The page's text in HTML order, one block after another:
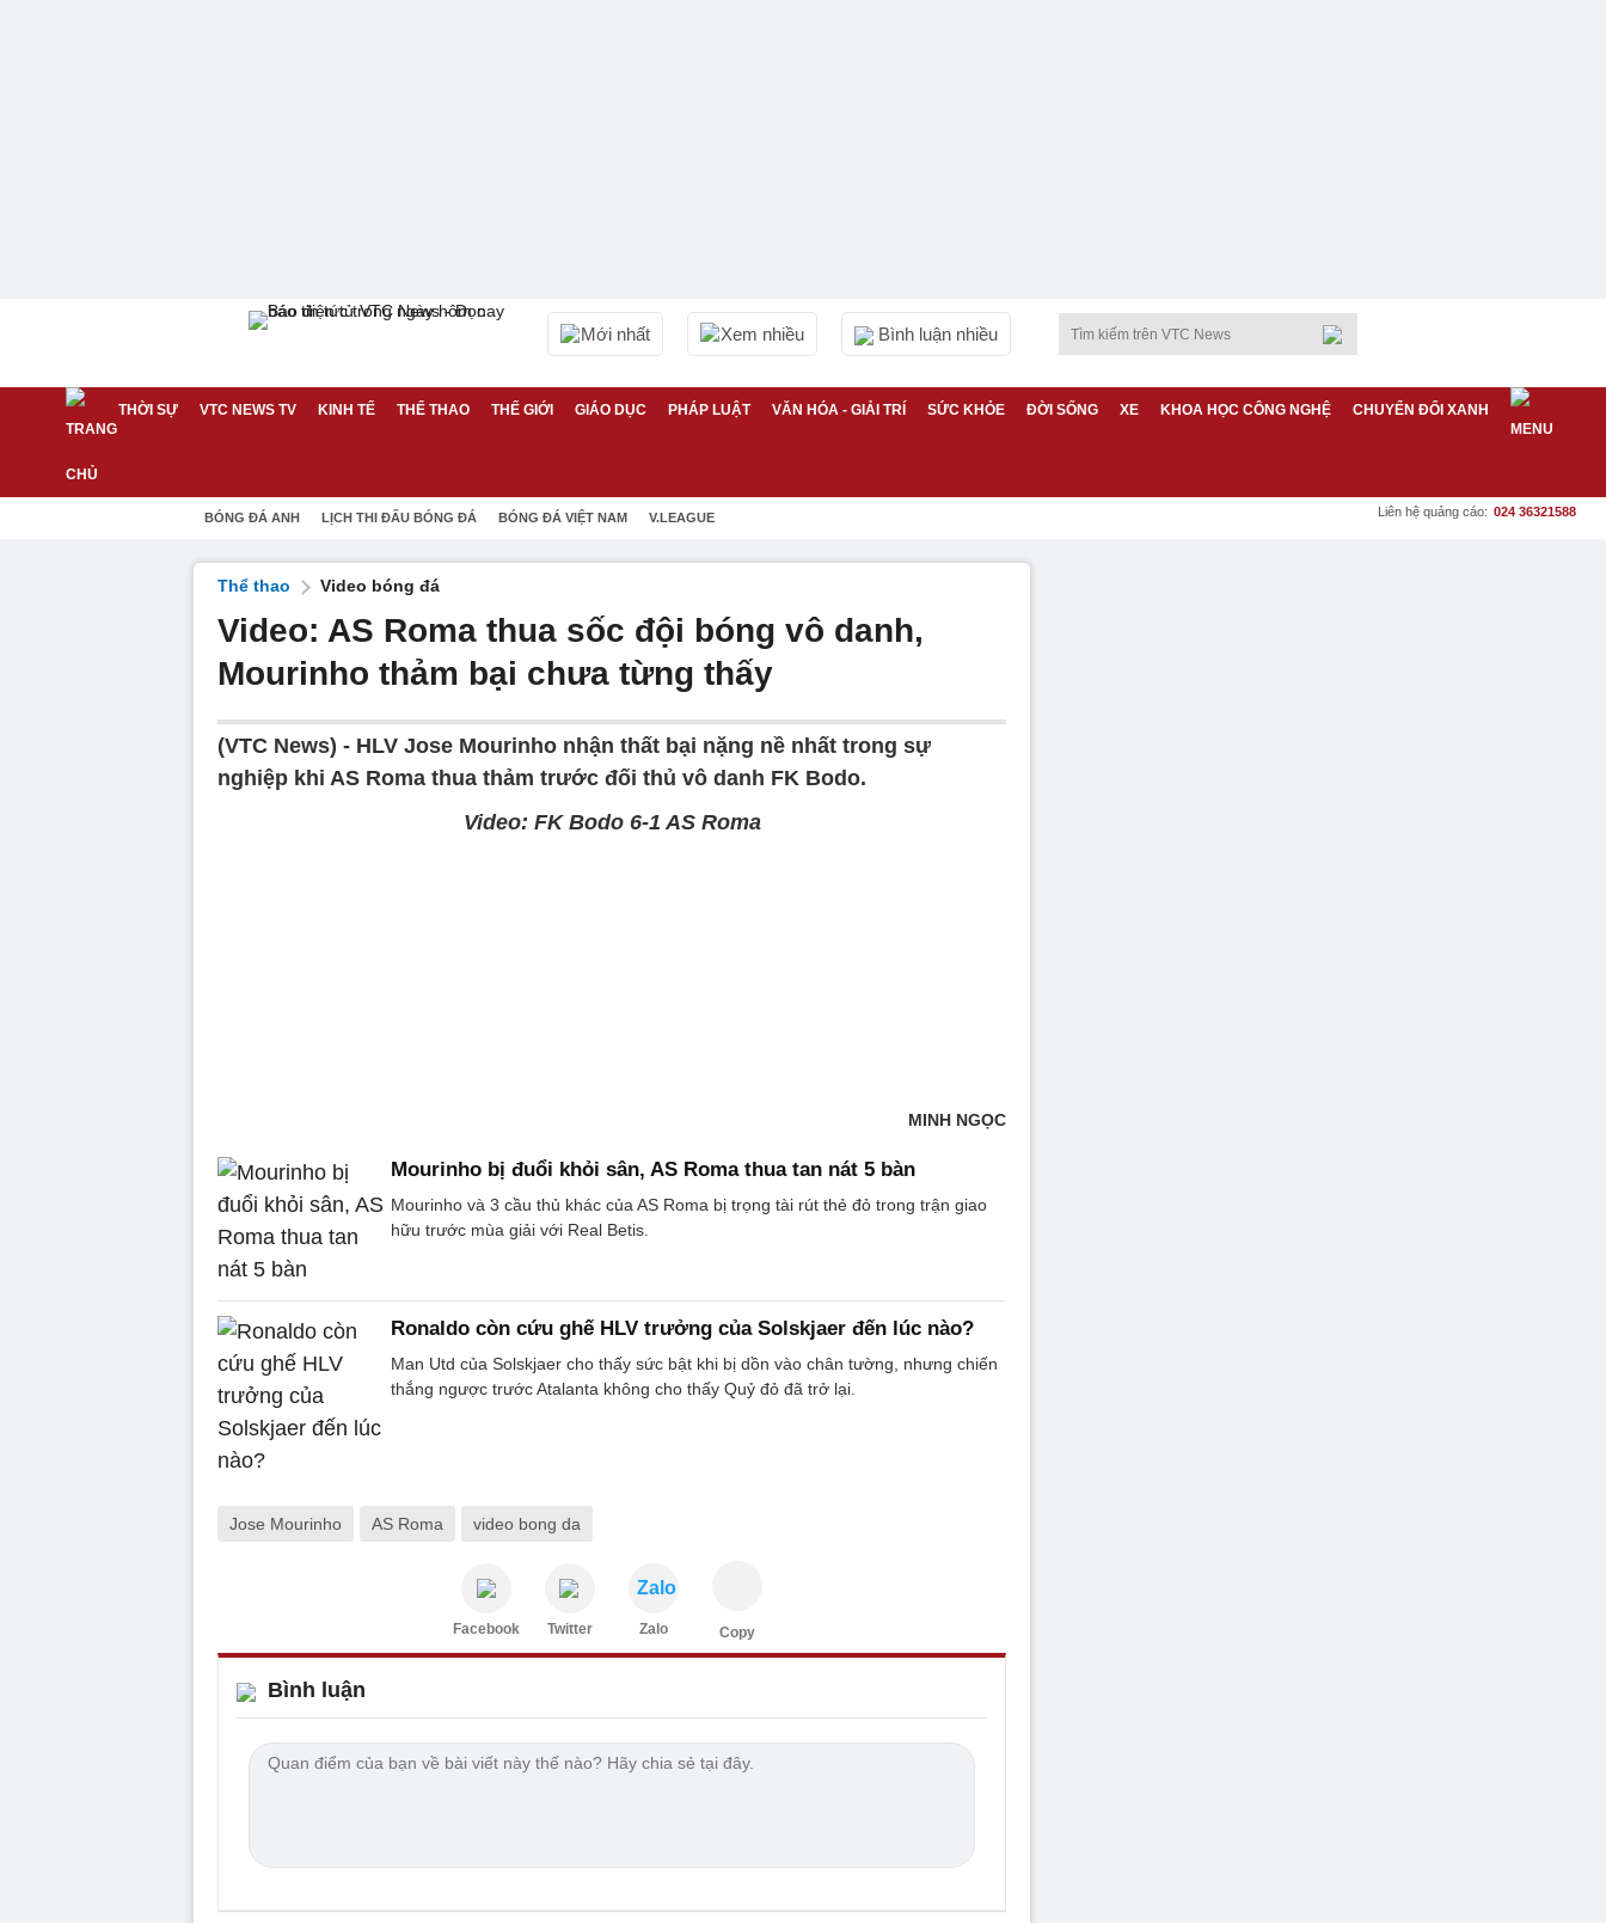
Mới nhất Xem nhiều Bình luận nhiều
THỜI SỰ VTC NEWS TV KINH TẾ THỂ THAO THẾ GIỚI GIÁO DỤC PHÁP LUẬT VĂN HÓA - GIẢI TRÍ SỨC KHỎE ĐỜI SỐNG XE KHOA HỌC CÔNG NGHỆ CHUYỂN ĐỔI XANH
BÓNG ĐÁ ANH LỊCH THI ĐẤU BÓNG ĐÁ BÓNG ĐÁ VIỆT NAM V.LEAGUE Liên hệ quảng cáo: 024 36321588
Thể thao Video bóng đá
Video: AS Roma thua sốc đội bóng vô danh,
Mourinho thảm bại chưa từng thấy
(VTC News) - HLV Jose Mourinho nhận thất bại nặng nề nhất trong sự
nghiệp khi AS Roma thua thảm trước đối thủ vô danh FK Bodo.
Video: FK Bodo 6-1 AS Roma
MINH NGỌC
Mourinho bị đuổi khỏi sân, AS Roma thua tan nát 5 bàn
Mourinho và 3 cầu thủ khác của AS Roma bị trọng tài rút thẻ đỏ trong trận giao
hữu trước mùa giải với Real Betis.
Ronaldo còn cứu ghế HLV trưởng của Solskjaer đến lúc nào?
Man Utd của Solskjaer cho thấy sức bật khi bị dồn vào chân tường, nhưng chiến
thắng ngược trước Atalanta không cho thấy Quỷ đỏ đã trở lại.
Jose Mourinho AS Roma video bong da
Facebook Twitter
Zalo
Zalo Copy
Bình luận